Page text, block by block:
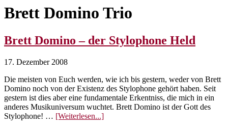
Search
Brett Domino Trio
Brett Domino – der Stylophone Held
17. Dezember 2008
Die meisten von Euch werden, wie ich bis gestern, weder von Brett
Domino noch von der Existenz des Stylophone gehört haben. Seit
gestern ist dies aber eine fundamentale Erkentniss, die mich in ein
anderes Musikuniversum wuchtet. Brett Domino ist der Gott des
Stylophone! … [Weiterlesen...]ÜberBrett